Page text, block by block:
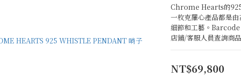
Chrome Hearts的925
一枚克羅心產品都是
細節和工藝。
店鋪/客服人員查詢商
NT$69,800